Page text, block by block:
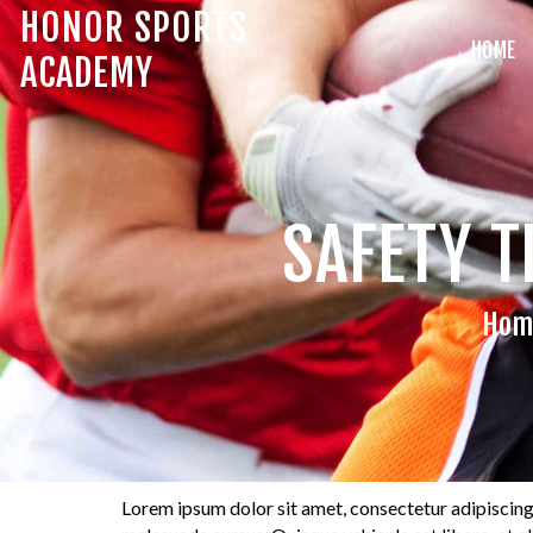
HONOR SPORTS
ACADEMY
HOME
SAFETY
Lorem ipsum dolor sit amet, consectetur